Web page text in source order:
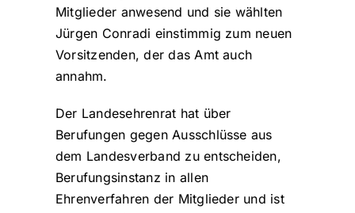
Mitglieder anwesend und sie wählten
Jürgen Conradi einstimmig zum neuen
Vorsitzenden, der das Amt auch
annahm.
Der Landesehrenrat hat über
Berufungen gegen Ausschlüsse aus
dem Landesverband zu entscheiden,
Berufungsinstanz in allen
Ehrenverfahren der Mitglieder und ist